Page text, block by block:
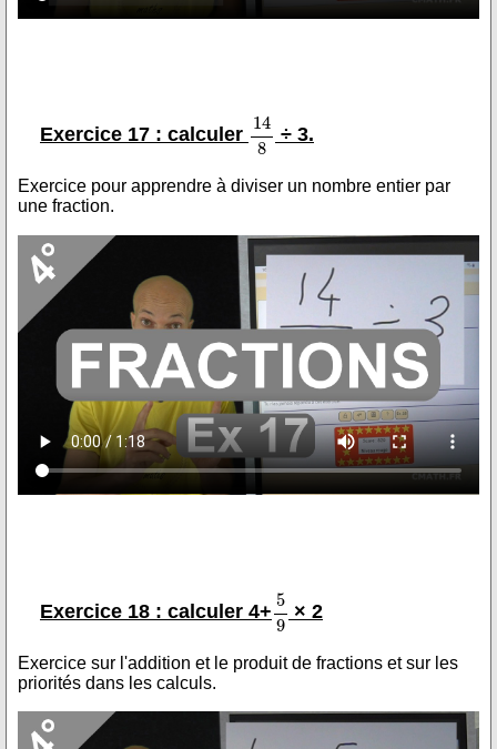
Exercice 17 : calculer ÷ 3.
Exercice pour apprendre à diviser un nombre entier par
une fraction.
Exercice 18 : calculer 4+ × 2
Exercice sur l'addition et le produit de fractions et sur les
priorités dans les calculs.